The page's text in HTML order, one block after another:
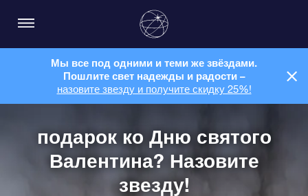
Мы все под одними и теми же звёздами.
Пошлите свет надежды и радости –
назовите звезду и получите скидку 25%!
подарок ко Дню святого
Валентина? Назовите
звезду!